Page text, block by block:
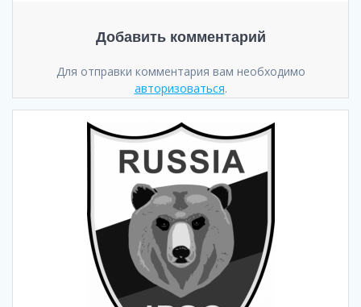
Добавить комментарий
Для отправки комментария вам необходимо
авторизоваться.